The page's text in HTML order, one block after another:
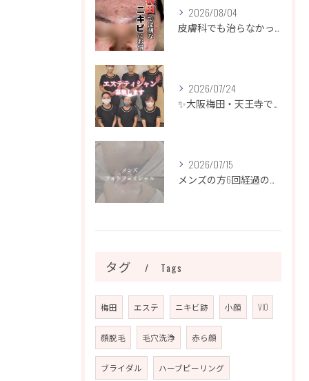
2026/08/04
皮膚科でも治らなかったニキビ、諦めるのはまだ早いです！
2026/07/24
✨大阪梅田・天王寺でエステティシャン募集✨
2026/07/15
メンズの方6回経過のお写真になります📷✨
タグ Tags
梅田 エステ ニキビ跡 小顔 VIO
顔脱毛 毛穴洗浄 赤ら顔
ブライダル ハーブピーリング